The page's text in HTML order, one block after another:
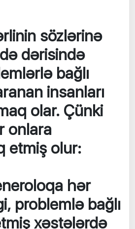
sözlərinə
dərisində
bağlı
insanları
olar. Çünki
onlara
etmiş olur:
hər
problemlə bağlı
xəstələrdə